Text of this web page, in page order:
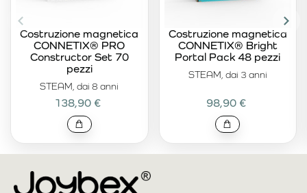
STEAM, dai 8 anni
Costruzione magnetica
CONNETIX® PRO
Constructor Set 70
pezzi
138,90 €
STEAM, dai 3 anni
Costruzione magnetica
CONNETIX® Bright
Portal Pack 48 pezzi
98,90 €